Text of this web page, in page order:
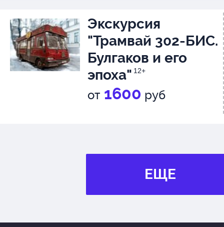
Экскурсия
"Трамвай 302-БИС.
Булгаков и его
эпоха" 12+
от 1600 руб
ЕЩЕ